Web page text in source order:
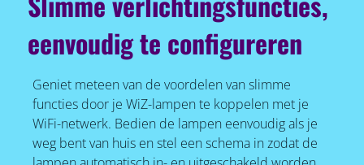
eenvoudig te configureren
Geniet meteen van de voordelen van slimme
functies door je WiZ-lampen te koppelen met je
WiFi-netwerk. Bedien de lampen eenvoudig als je
weg bent van huis en stel een schema in zodat de